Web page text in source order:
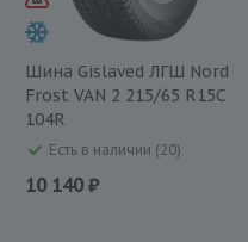
Шина Gislaved ЛГШ Nord
Frost VAN 2 215/65 R15C
104R
Есть в наличии (20)
10 140 ₽